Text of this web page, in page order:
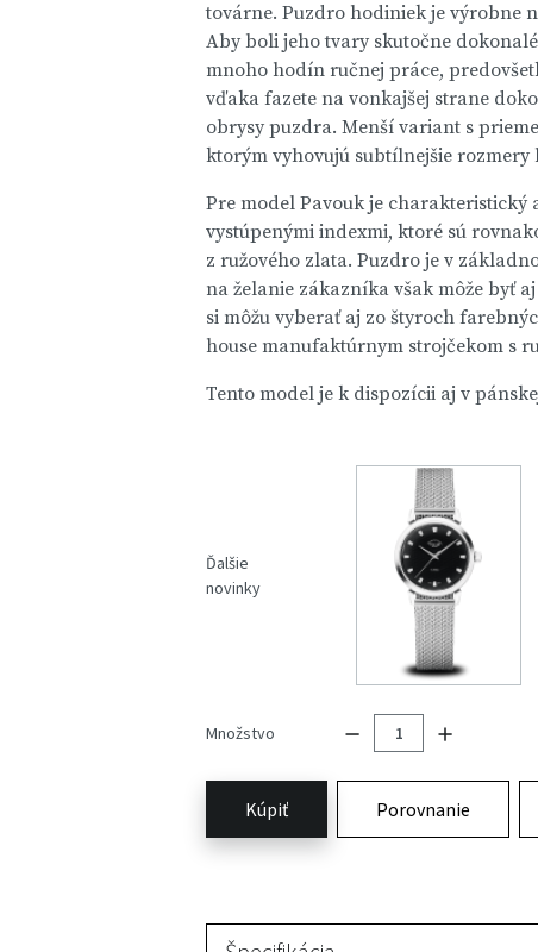
továrne. Puzdro hodiniek je výrobne
Aby boli jeho tvary skutočne
mnoho hodín ručnej práce,
vďaka fazete na vonkajšej strane
obrysy puzdra. Menší variant s
ktorým vyhovujú subtílnejšie rozmery
Pre model Pavouk je
vystúpenými indexmi, ktoré sú
z ružového zlata. Puzdro je v
na želanie zákazníka však môže byť
si môžu vyberať aj zo štyroch
house manufaktúrnym strojčekom s
Tento model je k dispozícii aj v
Ďalšie
novinky
Množstvo
Kúpiť Porovnanie